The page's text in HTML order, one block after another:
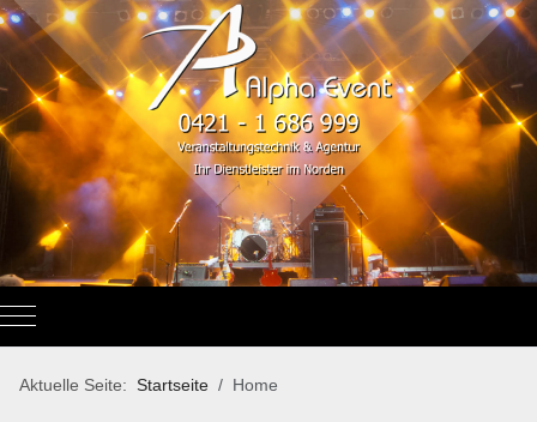
Mobile Menu Toggle
Aktuelle Seite: Startseite Home